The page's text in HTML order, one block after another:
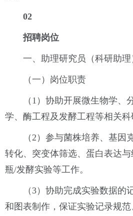
02
招聘岗位
一、助理研究员（科研助理
（一）岗位职责
（1）协助开展微生物学、
学、酶工程及发酵工程等相关科
（2）参与菌株培养、基因
转化、突变体筛选、蛋白表达
瓶/发酵实验等工作。
（3）协助完成实验数据的
和图表制作，保证实验记录规范